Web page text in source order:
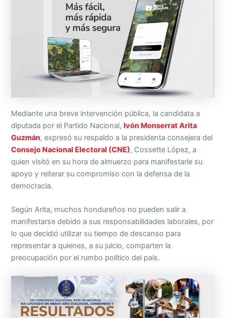
Mediante una breve intervención pública, la candidata a
diputada por el Partido Nacional, Ivón Monserrat Arita
Guzmán, expresó su respaldo a la presidenta consejera del
Consejo Nacional Electoral (CNE), Cossette López, a
quien visitó en su hora de almuerzo para manifestarle su
apoyo y reiterar su compromiso con la defensa de la
democracia.
Según Arita, muchos hondureños no pueden salir a
manifestarse debido a sus responsabilidades laborales, por
lo que decidió utilizar su tiempo de descanso para
representar a quienes, a su juicio, comparten la
preocupación por el rumbo político del país.